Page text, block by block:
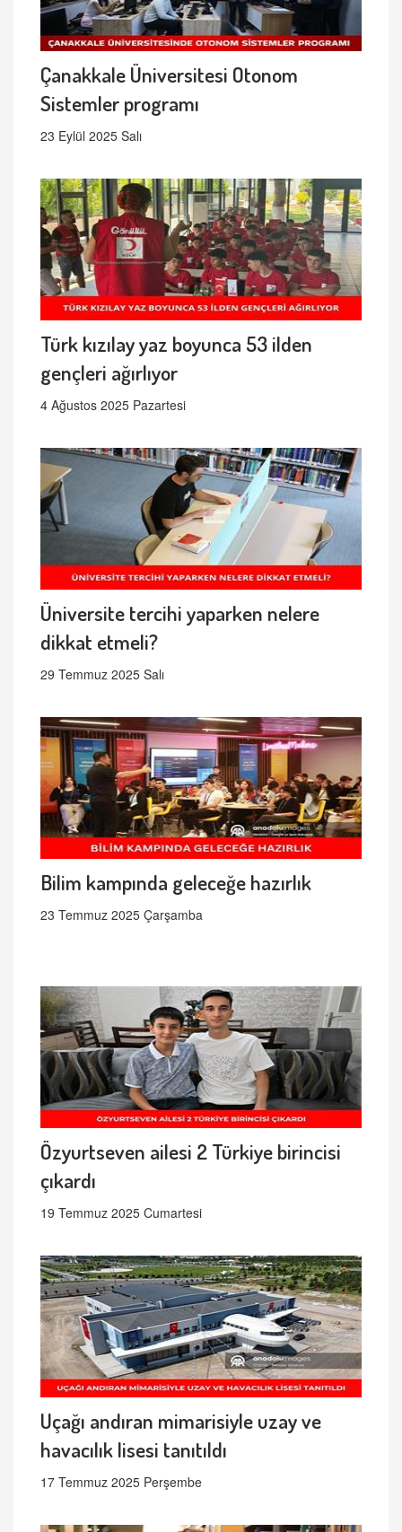
Çanakkale Üniversitesi Otonom
Sistemler programı
23 Eylül 2025 Salı
Türk kızılay yaz boyunca 53 ilden
gençleri ağırlıyor
4 Ağustos 2025 Pazartesi
Üniversite tercihi yaparken nelere
dikkat etmeli?
29 Temmuz 2025 Salı
Bilim kampında geleceğe hazırlık
23 Temmuz 2025 Çarşamba
Özyurtseven ailesi 2 Türkiye birincisi
çıkardı
19 Temmuz 2025 Cumartesi
Uçağı andıran mimarisiyle uzay ve
havacılık lisesi tanıtıldı
17 Temmuz 2025 Perşembe